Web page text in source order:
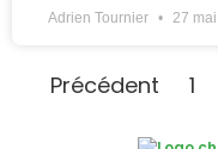
Adrien Tournier 27
Précédent 1